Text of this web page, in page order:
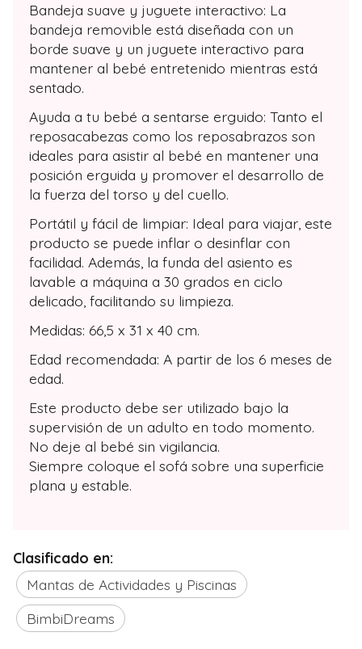
Bandeja suave y juguete interactivo: La
bandeja removible está diseñada con un
borde suave y un juguete interactivo para
mantener al bebé entretenido mientras está
sentado.
Ayuda a tu bebé a sentarse erguido: Tanto el
reposacabezas como los reposabrazos son
ideales para asistir al bebé en mantener una
posición erguida y promover el desarrollo de
la fuerza del torso y del cuello.
Portátil y fácil de limpiar: Ideal para viajar, este
producto se puede inflar o desinflar con
facilidad. Además, la funda del asiento es
lavable a máquina a 30 grados en ciclo
delicado, facilitando su limpieza.
Medidas: 66,5 x 31 x 40 cm.
Edad recomendada: A partir de los 6 meses de
edad.
Este producto debe ser utilizado bajo la
supervisión de un adulto en todo momento.
No deje al bebé sin vigilancia.
Siempre coloque el sofá sobre una superficie
plana y estable.
Clasificado en:
Mantas de Actividades y Piscinas
BimbiDreams